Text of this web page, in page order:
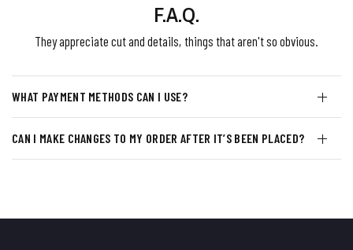
F.A.Q.
They appreciate cut and details, things that aren't so obvious.
WHAT PAYMENT METHODS CAN I USE?
CAN I MAKE CHANGES TO MY ORDER AFTER IT’S BEEN PLACED?